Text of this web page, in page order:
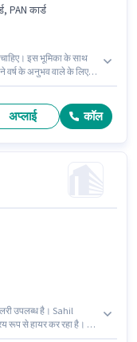
PAN कार्ड
इस भूमिका के साथ
वर्ष के अनुभव वाले के लिए
हैं।
अप्लाई कॉल
उपलब्ध है। Sahil
रूप से हायर कर रहा है। यह